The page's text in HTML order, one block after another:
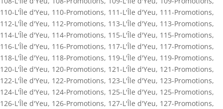
110-L'Île d'Yeu, 110-Promotions, 111-L'Île d'Yeu, 111-Promotions,
112-L'Île d'Yeu, 112-Promotions, 113-L'Île d'Yeu, 113-Promotions,
114-L'Île d'Yeu, 114-Promotions, 115-L'Île d'Yeu, 115-Promotions,
116-L'Île d'Yeu, 116-Promotions, 117-L'Île d'Yeu, 117-Promotions,
118-L'Île d'Yeu, 118-Promotions, 119-L'Île d'Yeu, 119-Promotions,
120-L'Île d'Yeu, 120-Promotions, 121-L'Île d'Yeu, 121-Promotions,
122-L'Île d'Yeu, 122-Promotions, 123-L'Île d'Yeu, 123-Promotions,
124-L'Île d'Yeu, 124-Promotions, 125-L'Île d'Yeu, 125-Promotions,
126-L'Île d'Yeu, 126-Promotions, 127-L'Île d'Yeu, 127-Promotions,